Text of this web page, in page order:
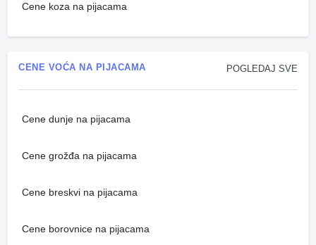
Cene koza na pijacama
POGLEDAJ SVE
CENE VOĆA NA PIJACAMA
Cene dunje na pijacama
Cene grožđa na pijacama
Cene breskvi na pijacama
Cene borovnice na pijacama